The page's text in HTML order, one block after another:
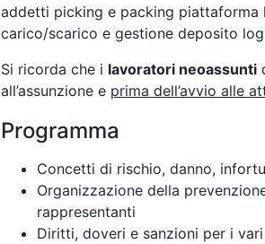
addetti picking e packing piattaforma
carico/scarico e gestione deposito
Si ricorda che i lavoratori neoassunti
all’assunzione e prima dell’avvio alle
Programma
Concetti di rischio, danno,
Organizzazione della
rappresentanti
Diritti, doveri e sanzioni per i